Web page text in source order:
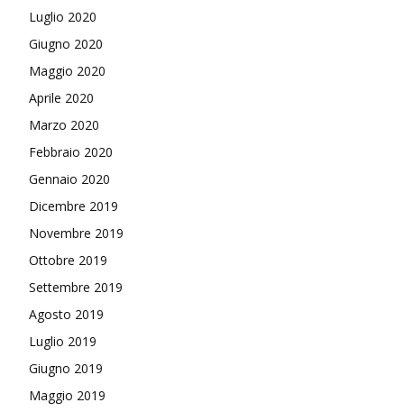
Luglio 2020
Giugno 2020
Maggio 2020
Aprile 2020
Marzo 2020
Febbraio 2020
Gennaio 2020
Dicembre 2019
Novembre 2019
Ottobre 2019
Settembre 2019
Agosto 2019
Luglio 2019
Giugno 2019
Maggio 2019